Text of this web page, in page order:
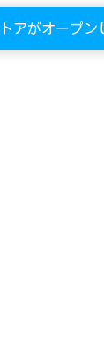
アがオープン